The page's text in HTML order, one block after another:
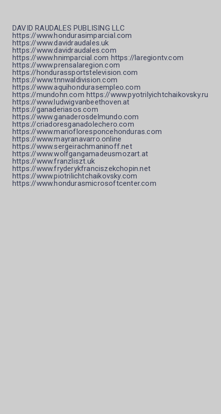
DAVID RAUDALES PUBLISING LLC
https://www.hondurasimparcial.com
https://www.davidraudales.uk
https://www.davidraudales.com
https://www.hnimparcial.com https://laregiontv.com
https://www.prensalaregion.com
https://hondurassportstelevision.com
https://www.tnnwaldivision.com
https://www.aquihondurasempleo.com
https://mundohn.com https://www.pyotrilyichtchaikovsky.ru
https://www.ludwigvanbeethoven.at
https://ganaderiasos.com
https://www.ganaderosdelmundo.com
https://criadoresganadolechero.com
https://www.mariofloresponcehonduras.com
https://www.mayranavarro.online
https://www.sergeirachmaninoff.net
https://www.wolfgangamadeusmozart.at
https://www.franzliszt.uk
https://www.fryderykfranciszekchopin.net
https://www.piotrilichtchaikovsky.com
https://www.hondurasmicrosoftcenter.com